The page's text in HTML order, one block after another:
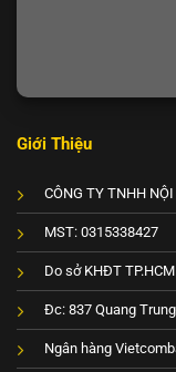
Giới Thiệu
CÔNG TY TNHH
MST: 0315338427
Do sở KHĐT
Đc: 837 Quang
Ngân hàng